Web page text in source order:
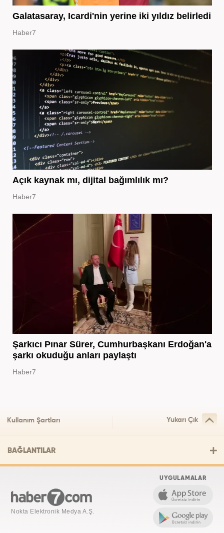
Galatasaray, Icardi'nin yerine iki yıldız belirledi
Haber7
Açık kaynak mı, dijital bağımlılık mı?
Haber7
Şarkıcı Pınar Sürer, Cumhurbaşkanı Erdoğan'a
şarkı okuduğu anları paylaştı
Haber7
Kullanım Şartları Yukarı Çık
BAĞLANTILAR
Nokta Elektronik Medya A.Ş.
UYGULAMALAR